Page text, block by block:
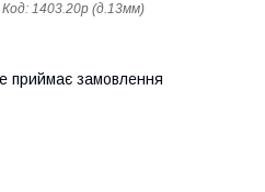
Код: 1403.20р (д.13мм)
приймає замовлення